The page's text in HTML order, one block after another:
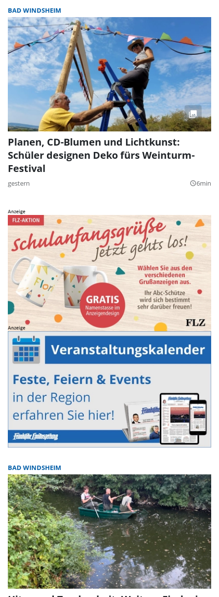
BAD WINDSHEIM
Planen, CD-Blumen und Lichtkunst:
Schüler designen Deko fürs Weinturm-
Festival
gestern query_builder6min
BAD WINDSHEIM